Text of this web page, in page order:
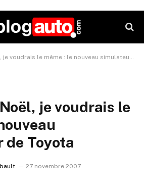
voudrais le même : le nouveau simulateur de Toyota
je voudrais le
Toyota
27 novembre 2007